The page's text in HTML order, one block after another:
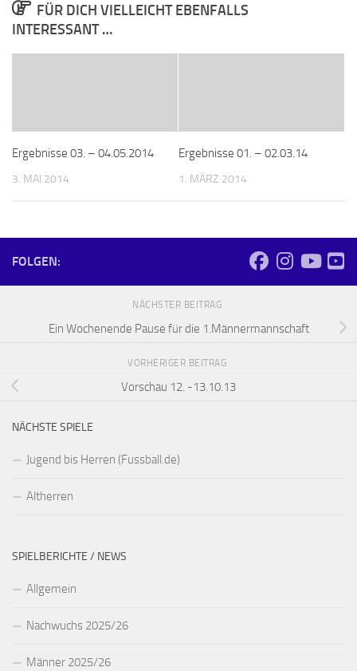
FÜR DICH VIELLEICHT EBENFALLS
INTERESSANT …
Ergebnisse 03. – 04.05.2014
3. MAI 2014
Ergebnisse 01. – 02.03.14
1. MÄRZ 2014
FOLGEN:
NÄCHSTER BEITRAG
Ein Wochenende Pause für die 1.Männermannschaft
VORHERIGER BEITRAG
Vorschau 12. -13.10.13
NÄCHSTE SPIELE
Jugend bis Herren (Fussball.de)
Altherren
SPIELBERICHTE / NEWS
Allgemein
Nachwuchs 2025/26
Männer 2025/26